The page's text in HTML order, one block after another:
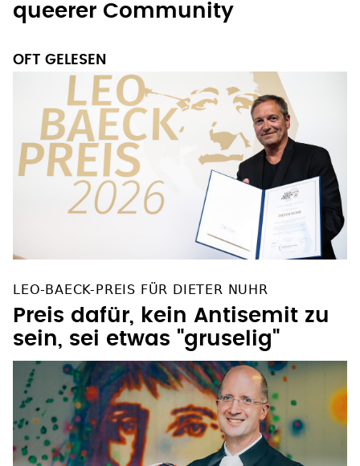
queerer Community
OFT GELESEN
LEO-BAECK-PREIS FÜR DIETER NUHR
Preis dafür, kein Antisemit zu
sein, sei etwas "gruselig"